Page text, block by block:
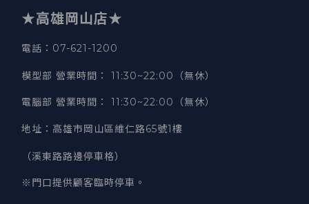
★高雄岡山店★
電話：07-621-1200
模型部 營業時間 ： 11:30~22:00（無休）
電腦部 營業時間 ： 11:30~22:00（無休）
地址 ： 高雄市岡山區維仁路65號1樓
（溪東路路邊停車格）
※門口提供顧客臨時停車。